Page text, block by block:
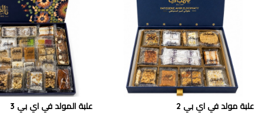
علبة مولد في اي بي 2 علبة المولد في اي بي 3